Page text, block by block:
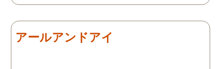
偵事務所さんの社長さんは
てた事もあり、親切丁寧
で、更に突然の依頼でも、
みにそったアドバイスを
る前後も頻繁に連絡いた
アールアンドアイ